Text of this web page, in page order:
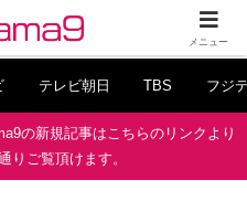
テレビ朝日 TBS フジ
の新規記事はこちらのリンクより
りご覧頂けます。
メニュー